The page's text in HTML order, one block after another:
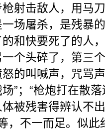
射击敌人，用马
场屠杀，是残暴
和快要死了的人
个头碎了，第三
的叫喊声，咒骂
”；“枪炮打在散
被残害得辨认不
，不一而足。似